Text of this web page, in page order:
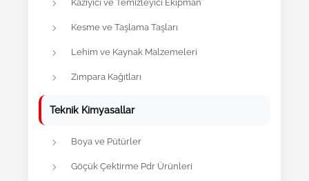
Kazıyıcı ve Temizleyici Ekipman
Kesme ve Taşlama Taşları
Lehim ve Kaynak Malzemeleri
Zımpara Kağıtları
Teknik Kimyasallar
Boya ve Pütürler
Göçük Çektirme Pdr Ürünleri